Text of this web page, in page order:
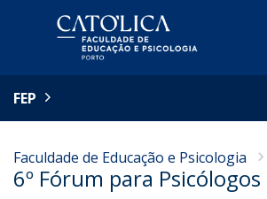
FEP
Faculdade de Educação e Psicologia
6º Fórum para Psicólogos